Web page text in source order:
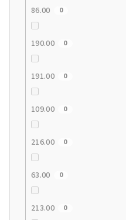
86.00 0
190.00 0
191.00 0
109.00 0
216.00 0
63.00 0
213.00 0